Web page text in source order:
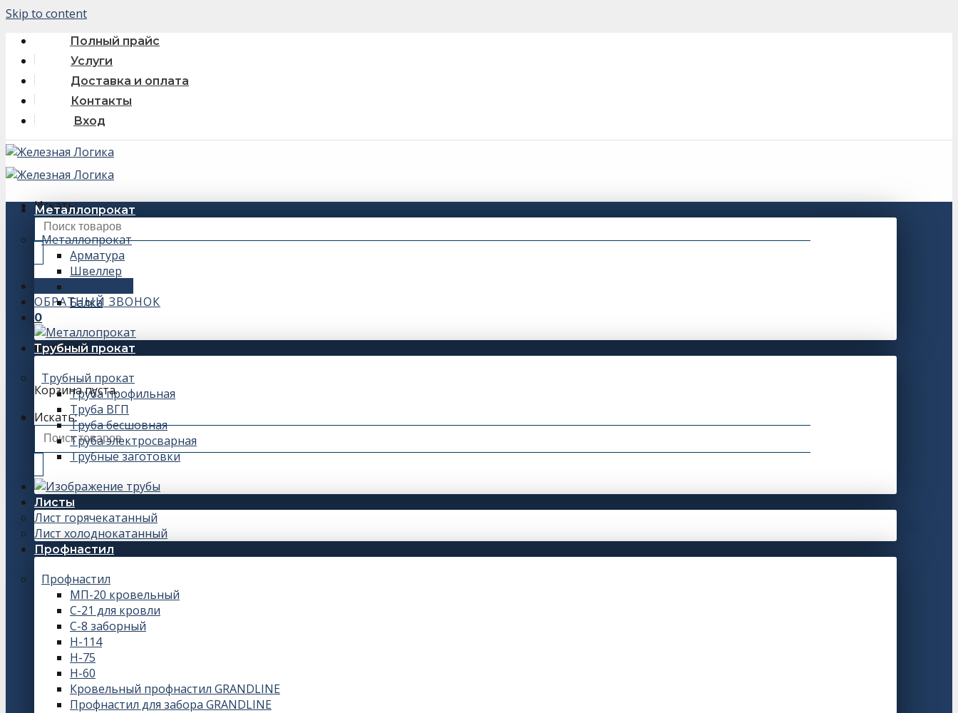
Skip to content
Полный прайс
Услуги
Доставка и оплата
Контакты
Вход
Искать:
+7 (343) 243-56-66
ОБРАТНЫЙ ЗВОНОК
0
Корзина
Корзина пуста.
Искать:
Металлопрокат
Металлопрокат
Арматура
Швеллер
Балка
Трубный прокат
Трубный прокат
Труба профильная
Труба ВГП
Труба бесшовная
Труба электросварная
Трубные заготовки
Листы
Лист горячекатанный
Лист холоднокатанный
Профнастил
Профнастил
МП-20 кровельный
С-21 для кровли
С-8 заборный
Н-114
Н-75
Н-60
Кровельный профнастил GRANDLINE
Профнастил для забора GRANDLINE